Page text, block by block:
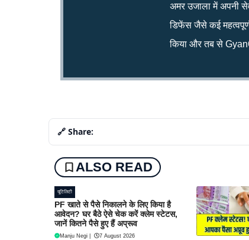
अमर उजाला में अपनी
डिफेंस जैसे कई महत्वपूर्ण
किया और तब से
🔗 Share:
ALSO READ
यूटिलिटी
PF खाते से पैसे निकालने के लिए किया है
आवेदन? घर बैठे ऐसे चेक करें क्लेम स्टेटस,
जानें कितने पैसे हुए हैं अप्रूव
Manju Negi 7 August 2026